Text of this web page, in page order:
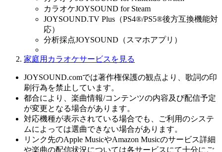
カラオケJOYSOUND for Steam
JOYSOUND.TV Plus（PS4®/PS5®後方互換機能対
応）
分析採点JOYSOUND（スマホアプリ）
家庭用カラオケサービスを見る
JOYSOUND.comでは著作権保護の観点より、歌詞の印
刷行為を禁止しています。
都合により、楽曲情報/コンテンツの内容及び配信予定
が変更となる場合があります。
対応機種が表示されている場合でも、ご利用のシステ
ムによっては選曲できない場合があります。
リンク先のApple MusicやAmazon Musicのサービス詳細
や楽曲の配信状況については各サービスにて十分にご